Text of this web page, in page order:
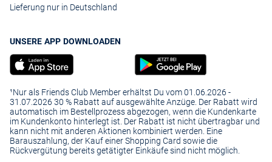
Lieferung nur in Deutschland
UNSERE APP DOWNLOADEN
¹Nur als Friends Club Member erhältst Du vom 01.06.2026 -
31.07.2026 30 % Rabatt auf ausgewählte Anzüge. Der Rabatt wird
automatisch im Bestellprozess abgezogen, wenn die Kundenkarte
im Kundenkonto hinterlegt ist. Der Rabatt ist nicht übertragbar und
kann nicht mit anderen Aktionen kombiniert werden. Eine
Barauszahlung, der Kauf einer Shopping Card sowie die
Rückvergütung bereits getätigter Einkäufe sind nicht möglich.